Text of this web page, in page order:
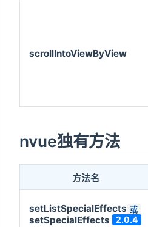
scrollIntoViewByView
nvue独有方法
方法名
setListSpecialEffects 或
setSpecialEffects 2.0.4